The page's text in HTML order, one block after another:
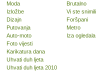
Moda
Izložbe
Dizajn
Putovanja
Auto-moto
Foto vijesti
Karikatura dana
Uhvati duh ljeta
Uhvati duh ljeta 2010
Brutalno
Vi ste snimili
Foršpani
Metro
Iza ogledala